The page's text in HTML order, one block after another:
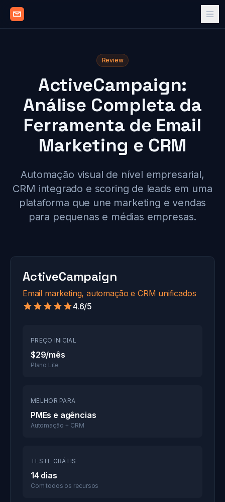
Review
ActiveCampaign:
Análise Completa da
Ferramenta de Email
Marketing e CRM
Automação visual de nível empresarial,
CRM integrado e scoring de leads em uma
plataforma que une marketing e vendas
para pequenas e médias empresas.
ActiveCampaign
Email marketing, automação e CRM unificados
4.6/5
PREÇO INICIAL
$29/mês
Plano Lite
MELHOR PARA
PMEs e agências
Automação + CRM
TESTE GRÁTIS
14 dias
Com todos os recursos